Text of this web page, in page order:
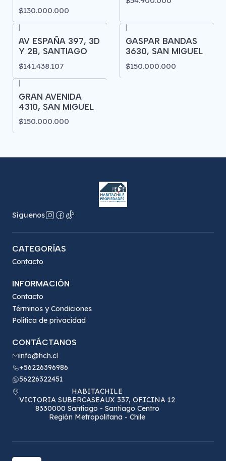
$130.000.000
AV ESPAÑA 397, 3D
Y 2B, SANTIAGO
$141.438.107
GASPAR BANDAS
3630, SAN MIGUEL
$150.000.000
|
GRAN AVENIDA
4310, SAN MIGUEL
$150.000.000
Síguenos
CATEGORÍAS
Contacto
INFORMACIÓN
Contacto
Términos y Condiciones
Política de privacidad
CONTÁCTANOS
info@hch.cl
+56226396986
56226322451
HABITACHILE
VICTORIA SUBERCASEAUX 337, OFICINA 12
8330000 Santiago - Santiago Centro
Región Metropolitana - Chile